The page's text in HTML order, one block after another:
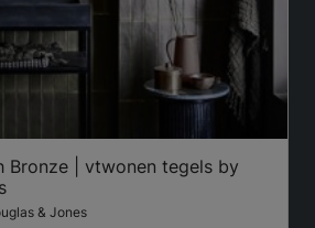
Bronze | vtwonen tegels by
& Jones